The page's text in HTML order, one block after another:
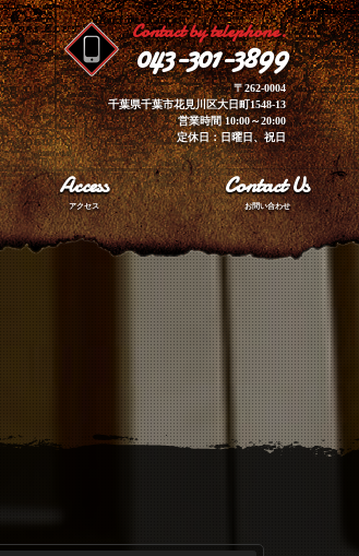
Contact by telephone.
043-301-3899
〒262-0004
千葉県千葉市花見川区大日町1548-13
営業時間 10:00～20:00
定休日：日曜日、祝日
Access
アクセス
Contact Us
お問い合わせ